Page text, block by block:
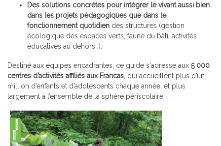
Des solutions concrètes pour intégrer le vivant aussi bien
dans les projets pédagogiques que dans le
fonctionnement quotidien des structures (gestion
écologique des espaces verts, faune du bâti, activités
éducatives au dehors…).
Destiné aux équipes encadrantes, ce guide s‘adresse aux 5 000
centres d’activités affiliés aux Francas , qui accueillent plus d’un
million d’enfants et d’adolescents chaque année, et plus
largement à l’ensemble de la sphère périscolaire.